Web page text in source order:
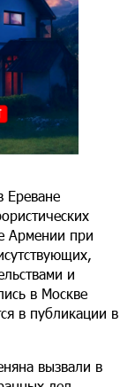
Ереване
Армении при
и
в Москве
в публикации в
вызвали в